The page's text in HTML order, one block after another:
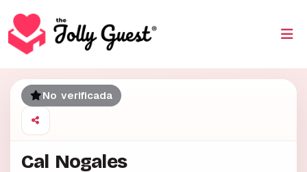
No verificada
Cal Nogales